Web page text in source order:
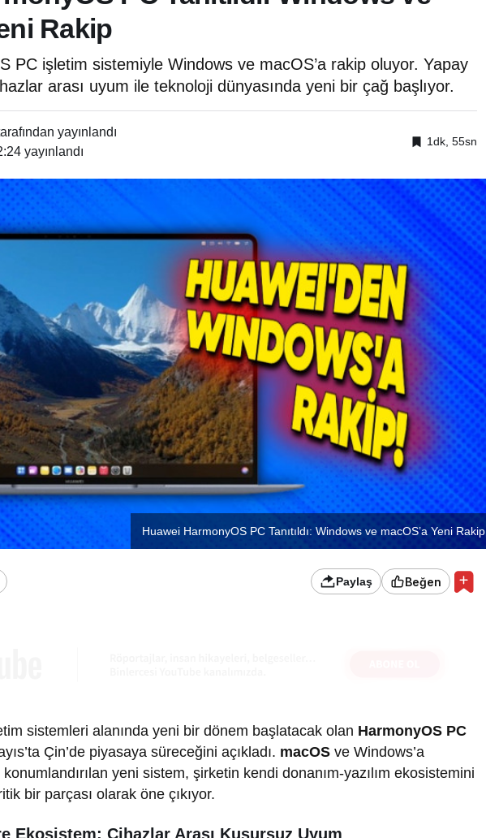
Rakip
PC işletim sistemiyle Windows ve macOS’a rakip oluyor. Yapay
arası uyum ile teknoloji dünyasında yeni bir çağ başlıyor.
yayınlandı
yayınlandı
1dk, 55sn
Huawei HarmonyOS PC Tanıtıldı: Windows ve macOS’a Yeni Rakip
Paylaş Beğen
sistemleri alanında yeni bir dönem başlatacak olan HarmonyOS PC
Çin’de piyasaya süreceğini açıkladı. macOS ve Windows’a
yeni sistem, şirketin kendi donanım-yazılım ekosistemini
bir parçası olarak öne çıkıyor.
Ekosistem: Cihazlar Arası Kusursuz Uyum